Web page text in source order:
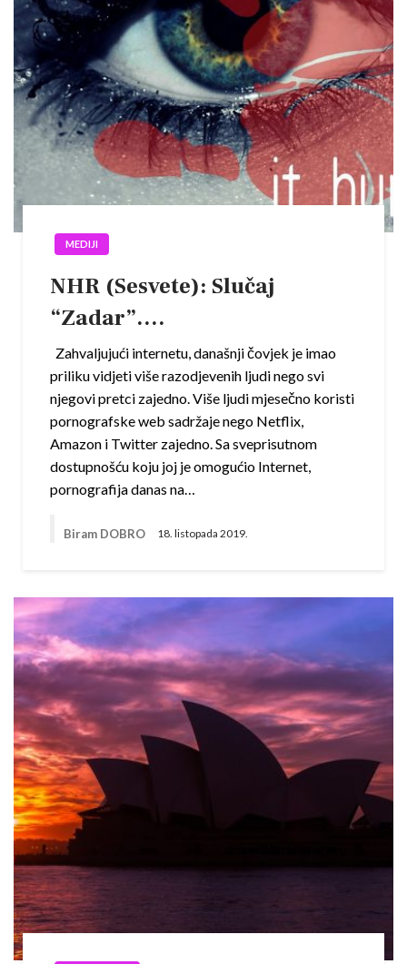
MEDIJI
NHR (Sesvete): Slučaj
“Zadar”….
Zahvaljujući internetu, današnji čovjek je imao
priliku vidjeti više razodjevenih ljudi nego svi
njegovi pretci zajedno. Više ljudi mjesečno koristi
pornografske web sadržaje nego Netflix,
Amazon i Twitter zajedno. Sa sveprisutnom
dostupnošću koju joj je omogućio Internet,
pornografija danas na…
Biram DOBRO 18. listopada 2019.